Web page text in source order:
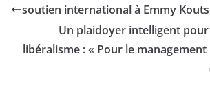
soutien international à Emmy
Un plaidoyer intelligent pour
libéralisme : « Pour le